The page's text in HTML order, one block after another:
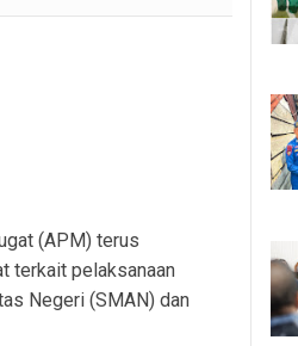
Masjid Syuhada
Gangguan Kamtibmas
Pelaku Diamankan
Panci Presto
PALI
Desa
(APM) terus
terkait pelaksanaan
Negeri (SMAN) dan